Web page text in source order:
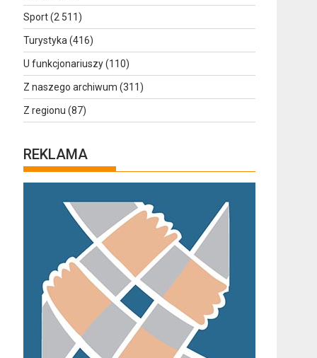
Sport(2 511)
Turystyka (416)
U funkcjonariuszy(110)
Z naszego archiwum (311)
Z regionu (87)
REKLAMA